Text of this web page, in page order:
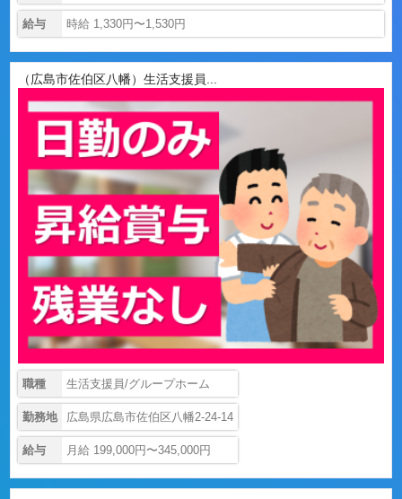
給与 時給 1,330円〜1,530円
（広島市佐伯区八幡）生活支援員...
職種 生活支援員/グループホーム
勤務地 広島県広島市佐伯区八幡2-24-14
給与 月給 199,000円〜345,000円